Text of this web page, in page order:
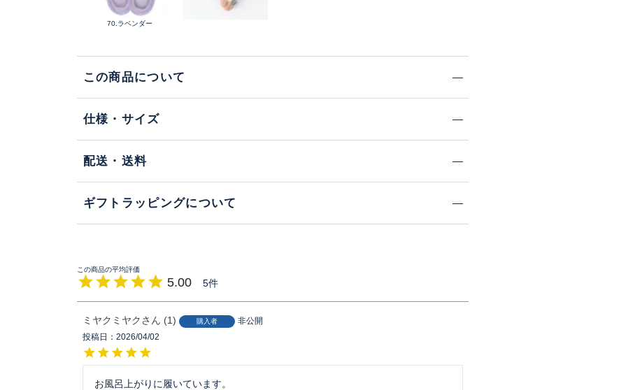
70.ラベンダー
この商品について
仕様・サイズ
配送・送料
ギフトラッピングについて
5.00 5
ミヤクミヤク 1 購入者
非公開
投稿日
2026/04/02
お風呂上がりに履いています。